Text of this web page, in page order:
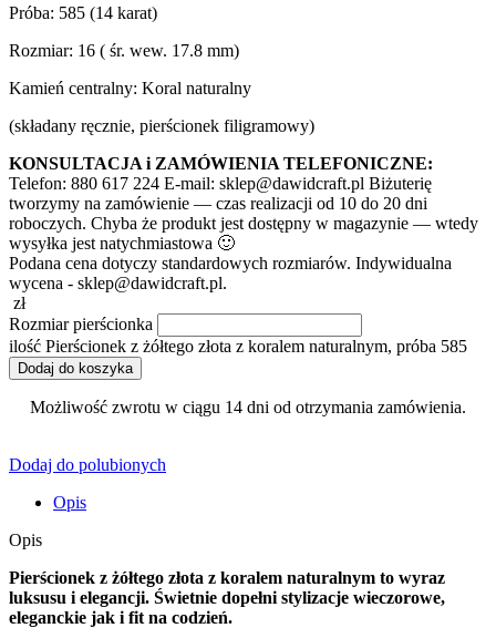
Próba: 585 (14 karat)
Rozmiar: 16 ( śr. wew. 17.8 mm)
Kamień centralny: Koral naturalny
(składany ręcznie, pierścionek filigramowy)
KONSULTACJA i ZAMÓWIENIA TELEFONICZNE:
Telefon: 880 617 224 E-mail: sklep@dawidcraft.pl Biżuterię
tworzymy na zamówienie — czas realizacji od 10 do 20 dni
roboczych. Chyba że produkt jest dostępny w magazynie — wtedy
wysyłka jest natychmiastowa 🙂
Podana cena dotyczy standardowych rozmiarów. Indywidualna
wycena - sklep@dawidcraft.pl.
zł
Rozmiar pierścionka
ilość Pierścionek z żółtego złota z koralem naturalnym, próba 585
Dodaj do koszyka
Możliwość zwrotu w ciągu 14 dni od otrzymania zamówienia.
Dodaj do polubionych
Opis
Opis
Pierścionek z żółtego złota z koralem naturalnym to wyraz
luksusu i elegancji. Świetnie dopełni stylizacje wieczorowe,
eleganckie jak i fit na codzień.